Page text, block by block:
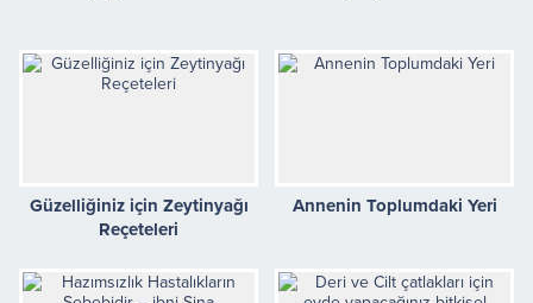
Güzelliğiniz için Zeytinyağı
Reçeteleri
Annenin Toplumdaki Yeri